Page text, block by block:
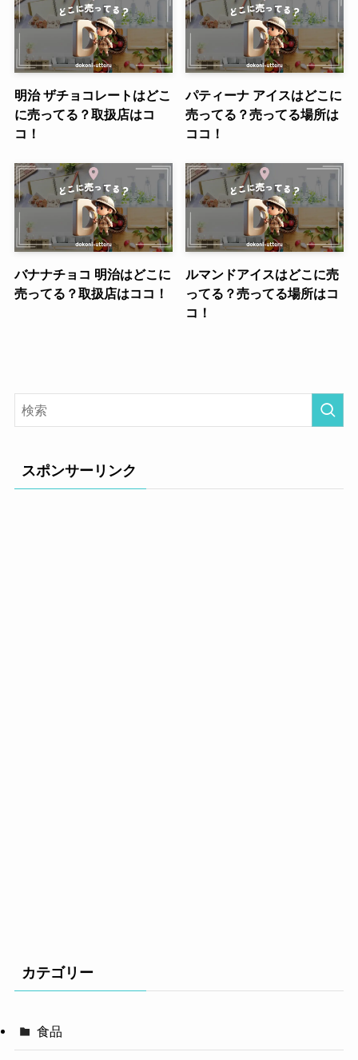
明治 ザチョコレートはどこ
に売ってる？取扱店はコ
コ！
パティーナ アイスはどこに
売ってる？売ってる場所は
ココ！
バナナチョコ 明治はどこに
売ってる？取扱店はココ！
ルマンドアイスはどこに売
ってる？売ってる場所はコ
コ！
スポンサーリンク
カテゴリー
食品